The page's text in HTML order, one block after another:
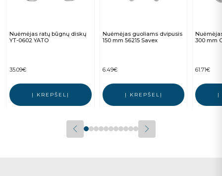
Nuėmėjas ratų būgnų diskų
YT-0602 YATO
35.09€
Į KREPŠELĮ
Nuėmėjas guoliams dvipusis
150 mm 56215 Savex
6.49€
Į KREPŠELĮ
300 mm
61.71€
Į